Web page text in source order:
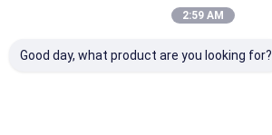
2:59 AM
Good day, what product are you looking for?